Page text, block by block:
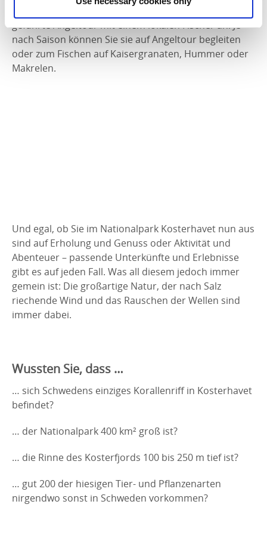
geführte Angeltour mit einem lokalen Fischer an. Je
nach Saison können Sie sie auf Angeltour begleiten
oder zum Fischen auf Kaisergranaten, Hummer oder
Makrelen.
Und egal, ob Sie im Nationalpark Kosterhavet nun aus
sind auf Erholung und Genuss oder Aktivität und
Abenteuer – passende Unterkünfte und Erlebnisse
gibt es auf jeden Fall. Was all diesem jedoch immer
gemein ist: Die großartige Natur, der nach Salz
riechende Wind und das Rauschen der Wellen sind
immer dabei.
Wussten Sie, dass …
… sich Schwedens einziges Korallenriff in Kosterhavet
befindet?
… der Nationalpark 400 km² groß ist?
… die Rinne des Kosterfjords 100 bis 250 m tief ist?
… gut 200 der hiesigen Tier- und Pflanzenarten
nirgendwo sonst in Schweden vorkommen?